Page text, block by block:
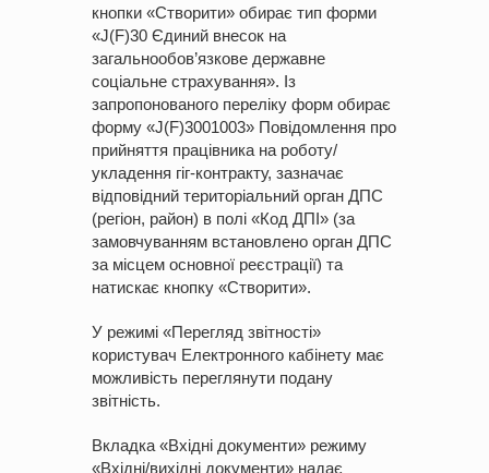
кнопки «Створити» обирає тип форми
«J(F)30 Єдиний внесок на
загальнообов’язкове державне
соціальне страхування». Із
запропонованого переліку форм обирає
форму «J(F)3001003» Повідомлення про
прийняття працівника на роботу/
укладення гіг-контракту, зазначає
відповідний територіальний орган ДПС
(регіон, район) в полі «Код ДПІ» (за
замовчуванням встановлено орган ДПС
за місцем основної реєстрації) та
натискає кнопку «Створити».
У режимі «Перегляд звітності»
користувач Електронного кабінету має
можливість переглянути подану
звітність.
Вкладка «Вхідні документи» режиму
«Вхідні/вихідні документи» надає